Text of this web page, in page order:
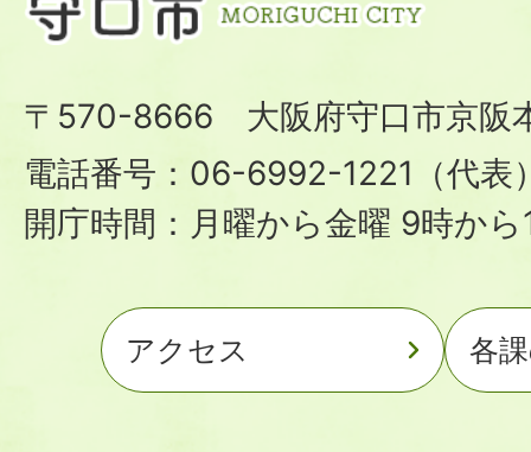
〒570-8666 大阪府守口市京阪
電話番号：06-6992-1221（代表
開庁時間：月曜から金曜 9時か
アクセス 各